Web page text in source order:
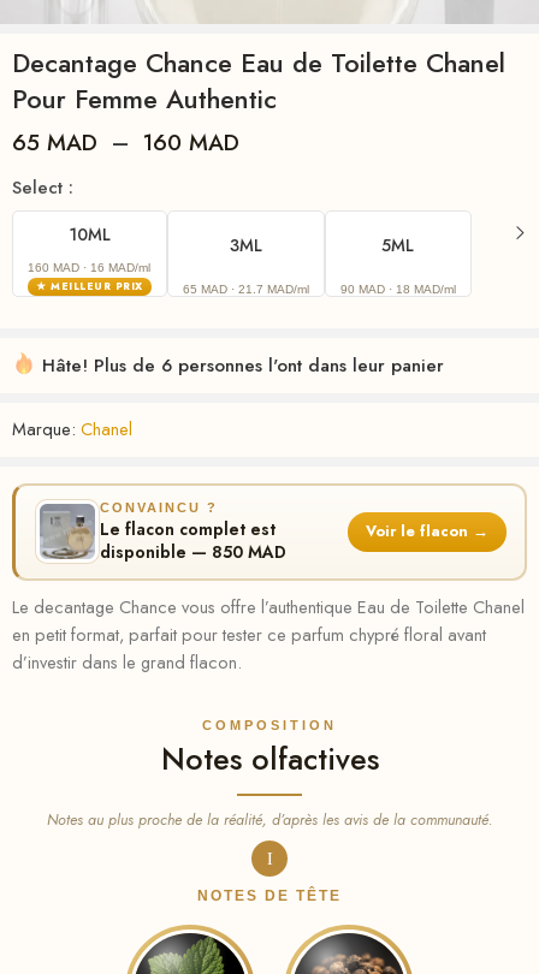
Decantage Chance Eau de Toilette Chanel
Pour Femme Authentic
65 MAD – 160 MAD
Select :
10ML
160 MAD · 16 MAD/ml
★ MEILLEUR PRIX
3ML
65 MAD· 21.7 MAD/ml
5ML
90 MAD· 18 MAD/ml
Hâte! Plus de 6 personnes l'ont dans leur panier
Marque: Chanel
CONVAINCU ?
Le flacon complet est
disponible — 850 MAD
Voir le flacon →
Le decantage Chance vous offre l’authentique Eau de Toilette Chanel
en petit format, parfait pour tester ce parfum chypré floral avant
d’investir dans le grand flacon.
COMPOSITION
Notes olfactives
Notes au plus proche de la réalité, d’après les avis de la communauté.
I
NOTES DE TÊTE